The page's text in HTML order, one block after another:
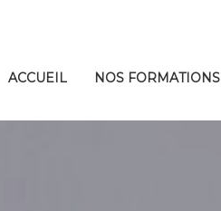
ACCUEIL NOS FORMATIONS